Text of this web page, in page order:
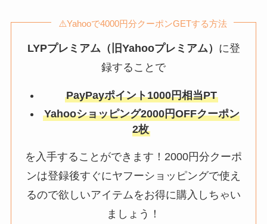
⚠️Yahooで4000円分クーポンGETする方法
LYPプレミアム（旧Yahooプレミアム） に登
録することで
PayPayポイント1000円相当PT
Yahooショッピング2000円OFFクーポン
2枚
を入手することができます！2000円分クーポ
ンは登録後すぐにヤフーショッピングで使え
るので欲しいアイテムをお得に購入しちゃい
ましょう！